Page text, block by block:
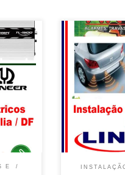
Som
,
E
Toyota Hilux,
na Asa Norte /
Sensores na
Siena , Instala
DF Chevrolet